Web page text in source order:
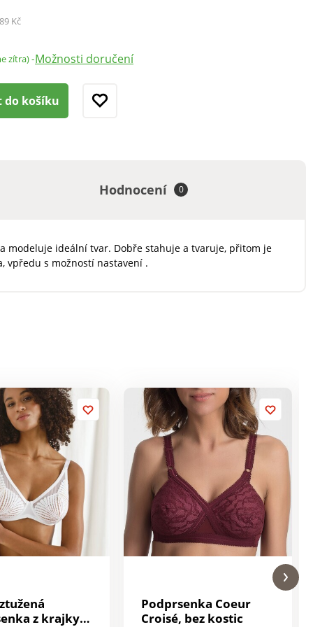
Kč
zítra)-Možnosti doručení
do košíku
Hodnocení 0
modeluje ideální tvar. Dobře stahuje a tvaruje, přitom je
vpředu s možností nastavení .
z krajky a
Podprsenka Coeur
Croisé, bez kostic